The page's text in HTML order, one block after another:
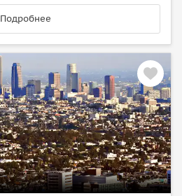
Подробнее